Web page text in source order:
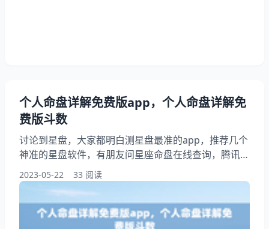
个人命盘详解免费版app，个人命盘详解免
费版斗数
讨论到星盘，大家都明白测星盘最准的app，推荐几个
神准的星盘软件，有朋友问星座命盘在线查询，腾讯星
座排盘在线查询，此外，还有朋友想问最好的八字排盘
软件，最好的五行测算软件，在本文中，我们将介绍个
人命盘详解免费版斗数，跟随我们一起来看看个人命盘
详解免费版app吧！ 测星盘最准的app，推荐几个神准
2023-05-22 33 阅读